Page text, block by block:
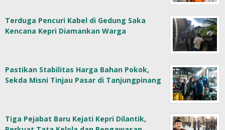
Terduga Pencuri Kabel di Gedung Saka
Kencana Kepri Diamankan Warga
Pastikan Stabilitas Harga Bahan Pokok,
Sekda Misni Tinjau Pasar di Tanjungpinang
Tiga Pejabat Baru Kejati Kepri Dilantik,